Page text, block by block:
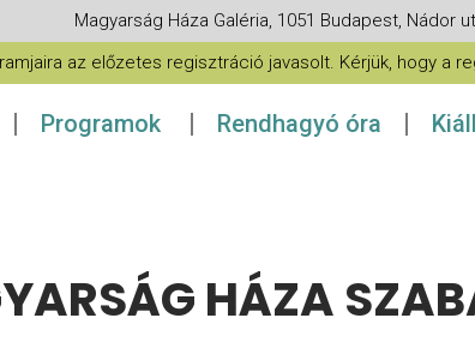
Magyarság Háza Galéria, 1051 Budapest,
az előzetes regisztráció javasolt. Kérjük, hogy
Programok Rendhagyó óra
HÁZA